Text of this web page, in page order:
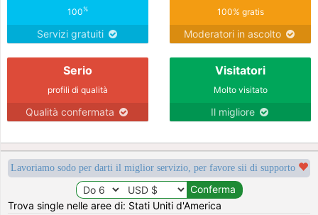
100%
Servizi gratuiti
100% gratis
Moderatori in ascolto
Serio
profili di qualità
Qualità confermata
Visitatori
Molto visitato
Il migliore
Lavoriamo sodo per darti il miglior servizio, per favore sii di supporto
Trova single nelle aree di: Stati Uniti d'America